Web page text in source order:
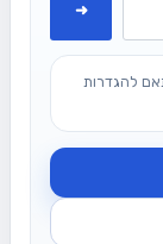
➜
להגדרות